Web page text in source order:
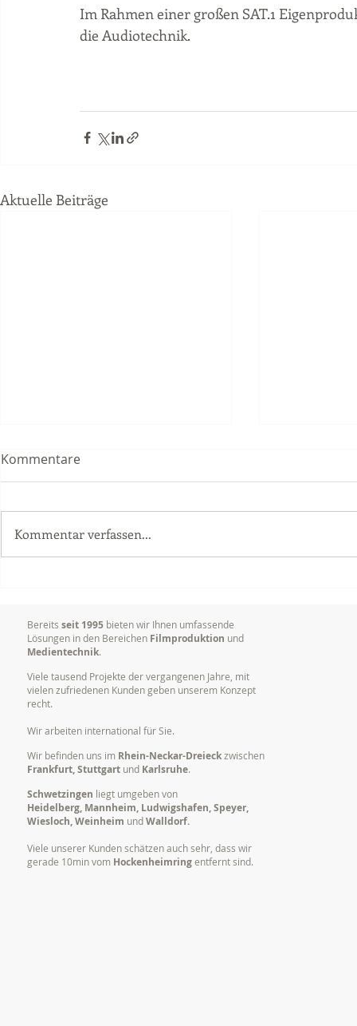
Im Rahmen einer großen SAT.1
die Audiotechnik.
Aktuelle Beiträge
Videoproduktionen
Kommentare
Kommentar verfassen...
Bereits seit 1995 bieten wir Ihnen umfassende
Lösungen in den Bereichen Filmproduktion und
Medientechnik.
Viele tausend Projekte der vergangenen Jahre, mit
vielen zufriedenen Kunden geben unserem Konzept
recht.
Wir arbeiten international für Sie.
Wir befinden uns im Rhein-Neckar-Dreieckzwischen
Frankfurt, Stuttgart und Karlsruhe.
Schwetzingen liegt umgeben von
Heidelberg, Mannheim, Ludwigshafen, Speyer,
Wiesloch, Weinheim undWalldorf.
Viele unserer Kunden schätzen auch sehr, dass wir
gerade 10min vom Hockenheimringentfernt sind.